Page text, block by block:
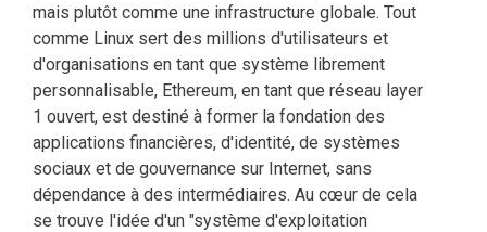
mais plutôt comme une infrastructure globale. Tout
comme Linux sert des millions d'utilisateurs et
d'organisations en tant que système librement
personnalisable, Ethereum, en tant que réseau layer
1 ouvert, est destiné à former la fondation des
applications financières, d'identité, de systèmes
sociaux et de gouvernance sur Internet, sans
dépendance à des intermédiaires. Au cœur de cela
se trouve l'idée d'un "système d'exploitation